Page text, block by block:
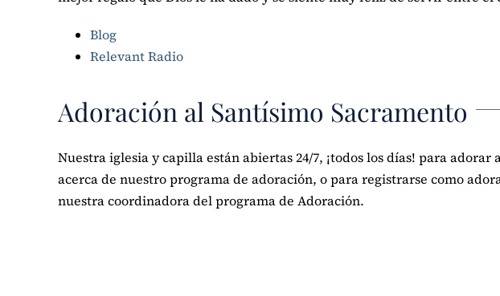
Blog
Relevant Radio
Adoración al Santísimo Sacramento
Nuestra iglesia y capilla están abiertas 24/7, ¡todos los días! para
acerca de nuestro programa de adoración, o para registrarse como
nuestra coordinadora del programa de Adoración.